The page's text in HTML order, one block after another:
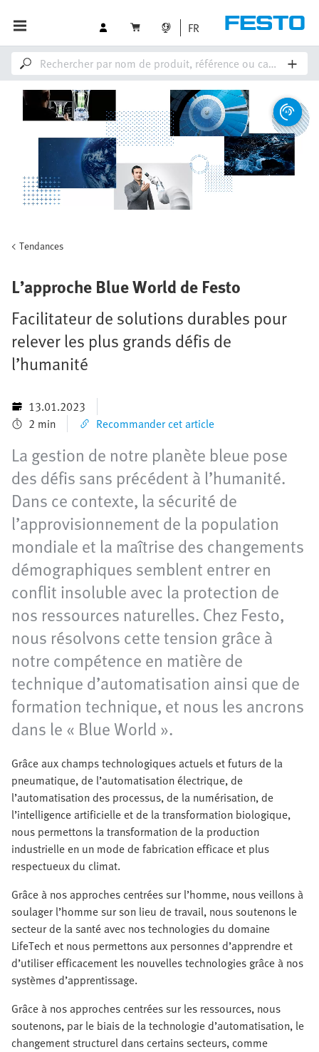
FR
Tendances
L’approche Blue World de Festo
Facilitateur de solutions durables pour
relever les plus grands défis de
l’humanité
13.01.2023
2 min
Recommander cet article
La gestion de notre planète bleue pose
des défis sans précédent à l’humanité.
Dans ce contexte, la sécurité de
l’approvisionnement de la population
mondiale et la maîtrise des changements
démographiques semblent entrer en
conflit insoluble avec la protection de
nos ressources naturelles. Chez Festo,
nous résolvons cette tension grâce à
notre compétence en matière de
technique d’automatisation ainsi que de
formation technique, et nous les ancrons
dans le « Blue World ».
Grâce aux champs technologiques actuels et futurs de la
pneumatique, de l’automatisation électrique, de
l’automatisation des processus, de la numérisation, de
l’intelligence artificielle et de la transformation biologique,
nous permettons la transformation de la production
industrielle en un mode de fabrication efficace et plus
respectueux du climat.
Grâce à nos approches centrées sur l’homme, nous veillons à
soulager l’homme sur son lieu de travail, nous soutenons le
secteur de la santé avec nos technologies du domaine
LifeTech et nous permettons aux personnes d’apprendre et
d’utiliser efficacement les nouvelles technologies grâce à nos
systèmes d’apprentissage.
Grâce à nos approches centrées sur les ressources, nous
soutenons, par le biais de la technologie d’automatisation, le
changement structurel dans certains secteurs, comme